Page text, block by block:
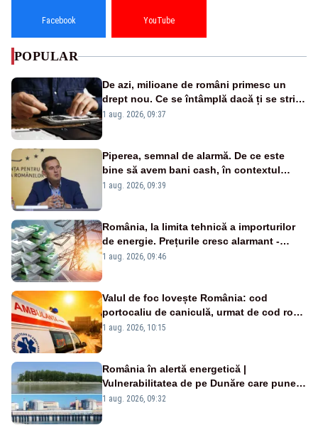
Facebook YouTube
POPULAR
De azi, milioane de români primesc un
drept nou. Ce se întâmplă dacă ți se strică
un produs
1 aug. 2026, 09:37
Piperea, semnal de alarmă. De ce este
bine să avem bani cash, în contextul
alertei energetice?
1 aug. 2026, 09:39
România, la limita tehnică a importurilor
de energie. Prețurile cresc alarmant -
Analiză Realitatea Plus
1 aug. 2026, 09:46
Valul de foc lovește România: cod
portocaliu de caniculă, urmat de cod roșu
duminică. Temperaturile urcă spre 40°C
1 aug. 2026, 10:15
România în alertă energetică |
Vulnerabilitatea de pe Dunăre care pune
în pericol Centrala Cernavodă era
1 aug. 2026, 09:32